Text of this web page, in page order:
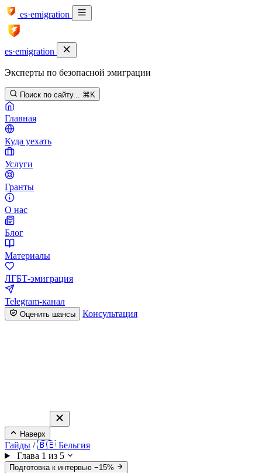
es·emigration
es·emigration
Эксперты по безопасной эмиграции
Поиск по сайту... ⌘K
Главная
Куда уехать
Услуги
Гранты
О нас
Блог
Материалы
ЛГБТ-эмиграция
Telegram-канал
Оценить шансы Консультация
Наверх
Гайды / 🇧🇪 Бельгия
Глава 1 из 5
Подготовка к интервью −15%